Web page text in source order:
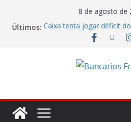
8 de agosto de
Últimos: Caixa tenta jogar déficit
dos empregados e
7,05 bilhões no segundo
Itaú atende cobrança da
de R$ 275 milhões
Banco do Brasil trava
condiciona avanços à